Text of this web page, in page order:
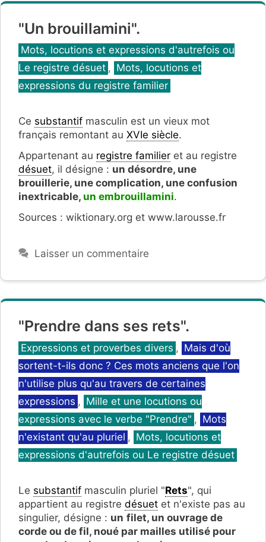
"Un brouillamini".
Catégories
Mots, locutions et expressions d'autrefois ou
Le registre désuet , Mots, locutions et
expressions du registre familier
Ce substantif masculin est un vieux mot
français remontant au XVIe siècle.
Appartenant au registre familier et au registre
désuet, il désigne : un désordre, une
brouillerie, une complication, une confusion
inextricable, un embrouillamini.
Sources : wiktionary.org et www.larousse.fr
Laisser un commentaire
"Prendre dans ses rets".
Catégories
Expressions et proverbes divers , Mais d'où
sortent-t-ils donc ? Ces mots anciens que l'on
n'utilise plus qu'au travers de certaines
expressions , Mille et une locutions ou
expressions avec le verbe "Prendre" , Mots
n'existant qu'au pluriel , Mots, locutions et
expressions d'autrefois ou Le registre désuet
Le substantif masculin pluriel "Rets", qui
appartient au registre désuet et n'existe pas au
singulier, désigne : un filet, un ouvrage de
corde ou de fil, noué par mailles utilisé pour